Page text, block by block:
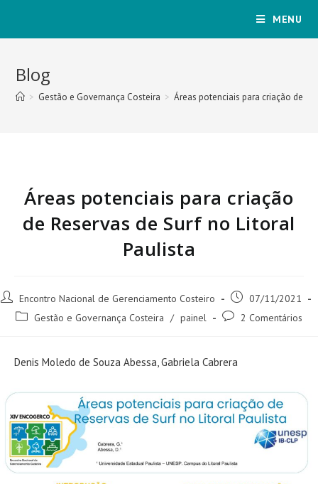
MENU
Blog
> Gestão e Governança Costeira > Áreas potenciais para criação de
Áreas potenciais para criação
de Reservas de Surf no Litoral
Paulista
Encontro Nacional de Gerenciamento Costeiro
07/11/2021
Gestão e Governança Costeira / painel 2 Comentários
Denis Moledo de Souza Abessa, Gabriela Cabrera